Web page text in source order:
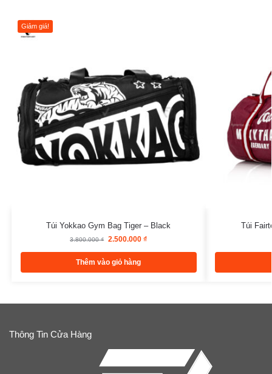
Giảm giá!
Túi Yokkao Gym Bag Tiger – Black
3.800.000₫ 2.500.000₫
Thêm vào giỏ hàng
Túi
Thông Tin Cửa Hàng